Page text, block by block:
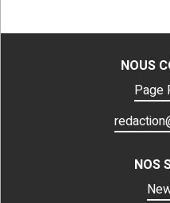
NOUS
Page
NOS